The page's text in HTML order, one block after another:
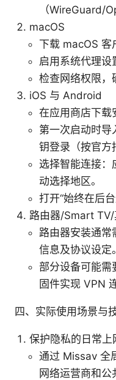
（WireGuard/
macOS
下载 macOS 客
启用系统代理设
检查网络权限，
iOS 与 Android
在应用商店下载
第一次启动时导
钥登录（按官方
选择智能连接：
动选择地区。
打开“始终在后
路由器/Smart TV/
路由器安装通常
信息及协议设定。
部分设备可能
固件实现 VPN
四、实际使用场景与
保护隐私的日常上
通过 Missav 全
网络运营商和公